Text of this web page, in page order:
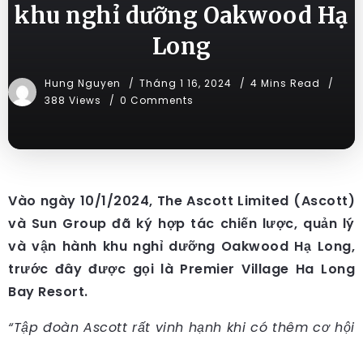
khu nghỉ dưỡng Oakwood Hạ
Long
Hung Nguyen Tháng 1 16, 2024
4 Mins Read
388 Views
0 Comments
Vào ngày 10/1/2024, The Ascott Limited (Ascott)
và Sun Group đã ký hợp tác chiến lược, quản lý
và vận hành khu nghỉ dưỡng Oakwood Hạ Long,
trước đây được gọi là Premier Village Ha Long
Bay Resort.
“Tập đoàn Ascott rất vinh hạnh khi có thêm cơ hội